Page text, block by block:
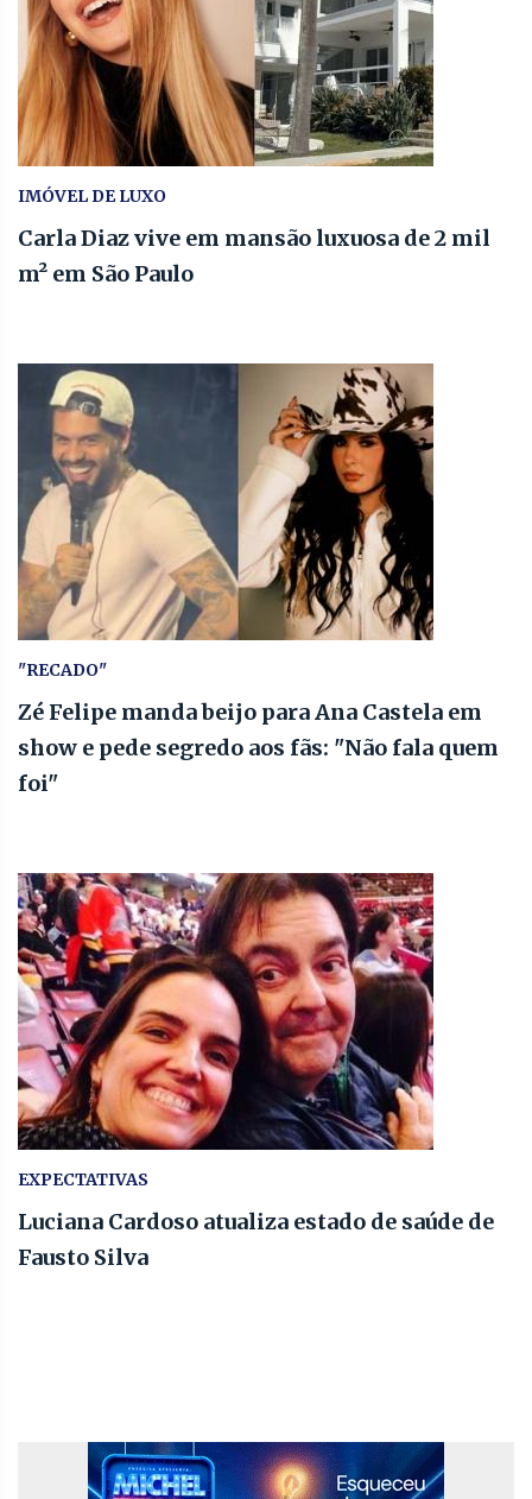
IMÓVEL DE LUXO
Carla Diaz vive em mansão luxuosa de 2 mil
m² em São Paulo
"RECADO"
Zé Felipe manda beijo para Ana Castela em
show e pede segredo aos fãs: "Não fala quem
foi"
EXPECTATIVAS
Luciana Cardoso atualiza estado de saúde de
Fausto Silva